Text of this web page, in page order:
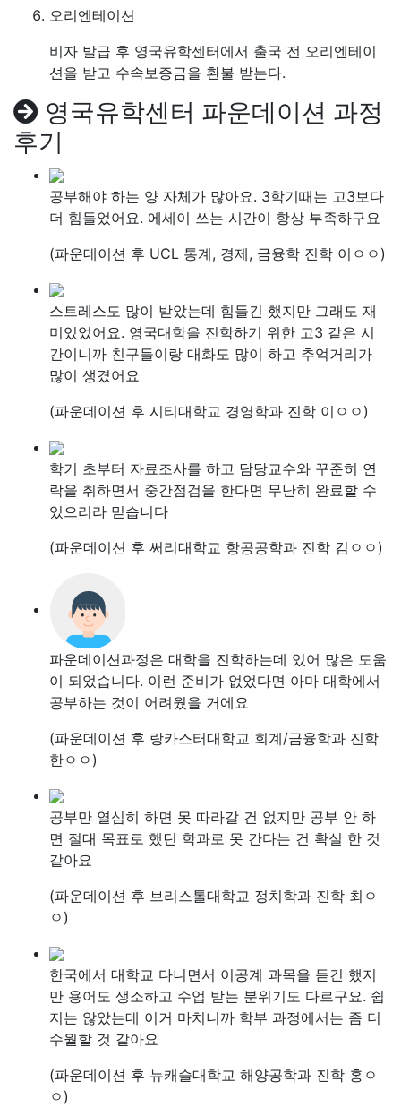
오리엔테이션
비자 발급 후 영국유학센터에서 출국 전 오리엔테이
션을 받고 수속보증금을 환불 받는다.
영국유학센터 파운데이션 과정
후기
공부해야 하는 양 자체가 많아요. 3학기때는 고3보다
더 힘들었어요. 에세이 쓰는 시간이 항상 부족하구요
(파운데이션 후 UCL 통계, 경제, 금융학 진학 이ㅇㅇ)
스트레스도 많이 받았는데 힘들긴 했지만 그래도 재
미있었어요. 영국대학을 진학하기 위한 고3 같은 시
간이니까 친구들이랑 대화도 많이 하고 추억거리가
많이 생겼어요
(파운데이션 후 시티대학교 경영학과 진학 이ㅇㅇ)
학기 초부터 자료조사를 하고 담당교수와 꾸준히 연
락을 취하면서 중간점검을 한다면 무난히 완료할 수
있으리라 믿습니다
(파운데이션 후 써리대학교 항공공학과 진학 김ㅇㅇ)
파운데이션과정은 대학을 진학하는데 있어 많은 도움
이 되었습니다. 이런 준비가 없었다면 아마 대학에서
공부하는 것이 어려웠을 거에요
(파운데이션 후 랑카스터대학교 회계/금융학과 진학
한ㅇㅇ)
공부만 열심히 하면 못 따라갈 건 없지만 공부 안 하
면 절대 목표로 했던 학과로 못 간다는 건 확실 한 것
같아요
(파운데이션 후 브리스톨대학교 정치학과 진학 최ㅇ
ㅇ)
한국에서 대학교 다니면서 이공계 과목을 듣긴 했지
만 용어도 생소하고 수업 받는 분위기도 다르구요. 쉽
지는 않았는데 이거 마치니까 학부 과정에서는 좀 더
수월할 것 같아요
(파운데이션 후 뉴캐슬대학교 해양공학과 진학 홍ㅇ
ㅇ)